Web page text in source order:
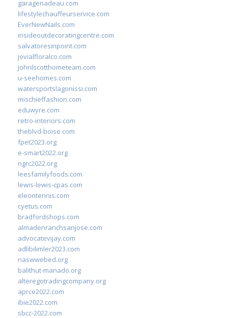
garagenadeau.com
lifestylechauffeurservice.com
EverNewNails.com
insideoutdecoratingcentre.com
salvatoresinpoint.com
jovialfloralco.com
johnlscotthometeam.com
u-seehomes.com
watersportslagonissi.com
mischieffashion.com
eduwyre.com
retro-interiors.com
theblvd-boise.com
fpet2023.org
e-smart2022.org
ngrc2022.org
leesfamilyfoods.com
lewis-lewis-cpas.com
eleontennis.com
cyetus.com
bradfordshops.com
almadenranchsanjose.com
advocatevijay.com
adlibilimler2023.com
naswwebed.org
balithut-manado.org
alteregotradingcompany.org
aprce2022.com
ibie2022.com
sbcc-2022.com